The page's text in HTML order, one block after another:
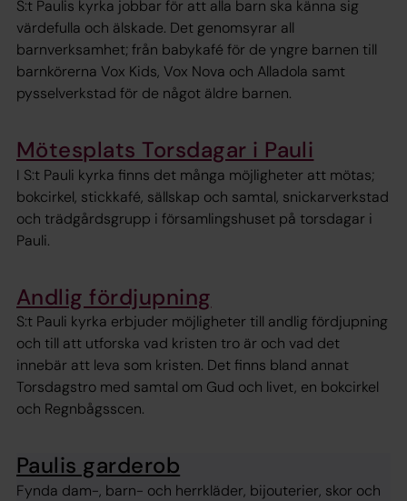
S:t Paulis kyrka jobbar för att alla barn ska känna sig
värdefulla och älskade. Det genomsyrar all
barnverksamhet; från babykafé för de yngre barnen till
barnkörerna Vox Kids, Vox Nova och Alladola samt
pysselverkstad för de något äldre barnen.
Mötesplats Torsdagar i Pauli
I S:t Pauli kyrka finns det många möjligheter att mötas;
bokcirkel, stickkafé, sällskap och samtal, snickarverkstad
och trädgårdsgrupp i församlingshuset på torsdagar i
Pauli.
Andlig fördjupning
S:t Pauli kyrka erbjuder möjligheter till andlig fördjupning
och till att utforska vad kristen tro är och vad det
innebär att leva som kristen. Det finns bland annat
Torsdagstro med samtal om Gud och livet, en bokcirkel
och Regnbågsscen.
Paulis garderob
Fynda dam-, barn- och herrkläder, bijouterier, skor och